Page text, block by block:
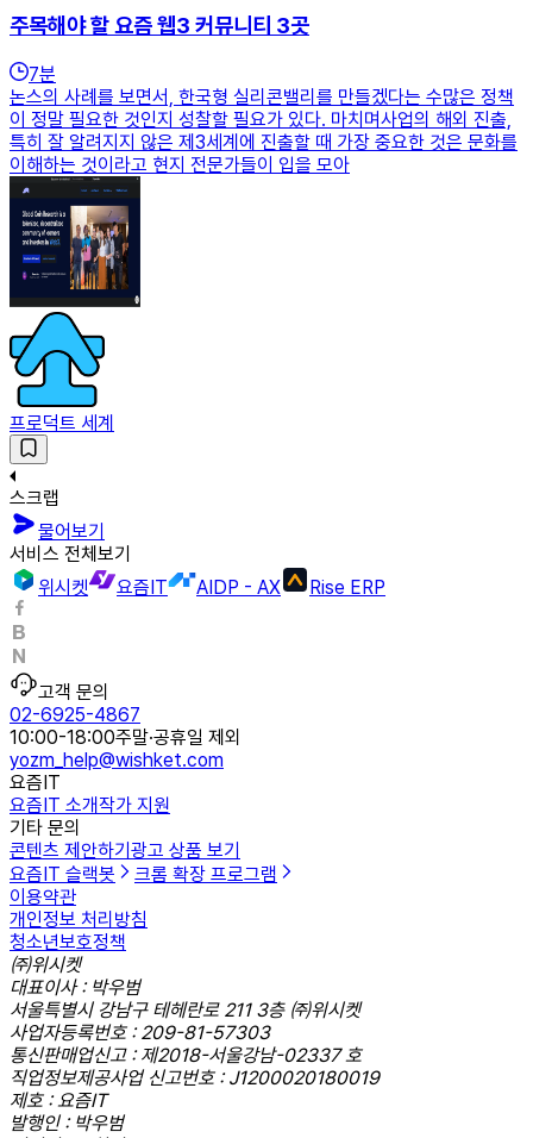
주목해야 할 요즘 웹3 커뮤니티 3곳
7분
논스의 사례를 보면서, 한국형 실리콘밸리를 만들겠다는 수많은 정책
이 정말 필요한 것인지 성찰할 필요가 있다. 마치며사업의 해외 진출,
특히 잘 알려지지 않은 제3세계에 진출할 때 가장 중요한 것은 문화를
이해하는 것이라고 현지 전문가들이 입을 모아
프로덕트 세계
스크랩
물어보기
서비스 전체보기
위시켓
요즘IT AIDP - AX Rise ERP
고객 문의
02-6925-4867
10:00-18:00주말·공휴일 제외
yozm_help@wishket.com
요즘IT
요즘IT 소개작가 지원
기타 문의
콘텐츠 제안하기 광고 상품 보기
요즘IT 슬랙봇
크롬 확장 프로그램
이용약관
개인정보 처리방침
청소년보호정책
㈜위시켓
대표이사 : 박우범
서울특별시 강남구 테헤란로 211 3층 ㈜위시켓
사업자등록번호 : 209-81-57303
통신판매업신고 : 제2018-서울강남-02337 호
직업정보제공사업 신고번호 : J1200020180019
제호 : 요즘IT
발행인 : 박우범